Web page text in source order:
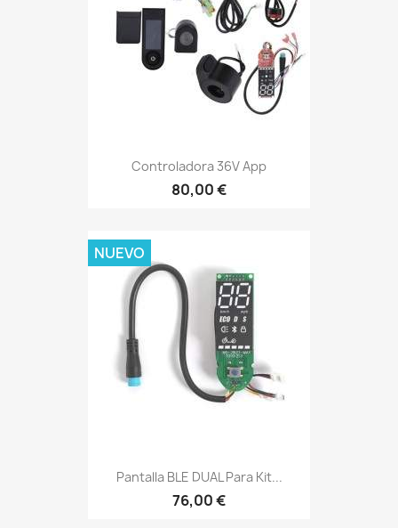
Controladora 36V App
80,00 €
Pantalla BLE DUAL Para Kit...
76,00 €
NUEVO